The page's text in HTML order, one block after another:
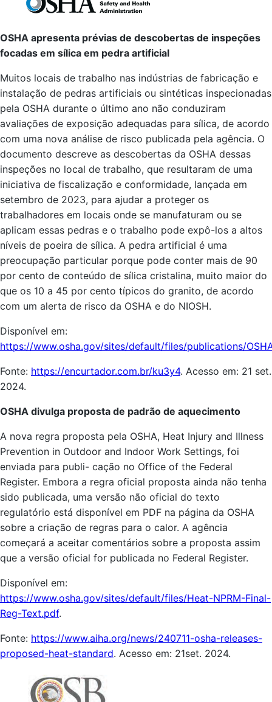
OSHA apresenta prévias de descobertas de inspeções
focadas em sílica em pedra artificial
Muitos locais de trabalho nas indústrias de fabricação e
instalação de pedras artificiais ou sintéticas inspecionadas
pela OSHA durante o último ano não conduziram
avaliações de exposição adequadas para sílica, de acordo
com uma nova análise de risco publicada pela agência. O
documento descreve as descobertas da OSHA dessas
inspeções no local de trabalho, que resultaram de uma
iniciativa de fiscalização e conformidade, lançada em
setembro de 2023, para ajudar a proteger os
trabalhadores em locais onde se manufaturam ou se
aplicam essas pedras e o trabalho pode expô-los a altos
níveis de poeira de sílica. A pedra artificial é uma
preocupação particular porque pode conter mais de 90
por cento de conteúdo de sílica cristalina, muito maior do
que os 10 a 45 por cento típicos do granito, de acordo
com um alerta de risco da OSHA e do NIOSH.
Disponível em:
https://www.osha.gov/sites/default/files/publications/
Fonte: https://encurtador.com.br/ku3y4. Acesso em: 21 set.
2024.
OSHA divulga proposta de padrão de aquecimento
A nova regra proposta pela OSHA, Heat Injury and Illness
Prevention in Outdoor and Indoor Work Settings, foi
enviada para publi- cação no Office of the Federal
Register. Embora a regra oficial proposta ainda não tenha
sido publicada, uma versão não oficial do texto
regulatório está disponível em PDF na página da OSHA
sobre a criação de regras para o calor. A agência
começará a aceitar comentários sobre a proposta assim
que a versão oficial for publicada no Federal Register.
Disponível em:
https://www.osha.gov/sites/default/files/Heat-NPRM-Final-
Reg-Text.pdf.
Fonte: https://www.aiha.org/news/240711-osha-releases-
proposed-heat-standard. Acesso em: 21set. 2024.